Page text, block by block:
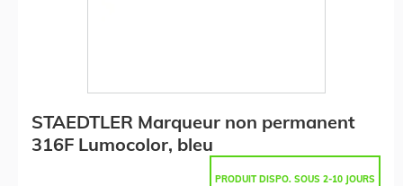
STAEDTLER Marqueur non permanent
316F Lumocolor, bleu
PRODUIT DISPO. SOUS 2-10 JOURS